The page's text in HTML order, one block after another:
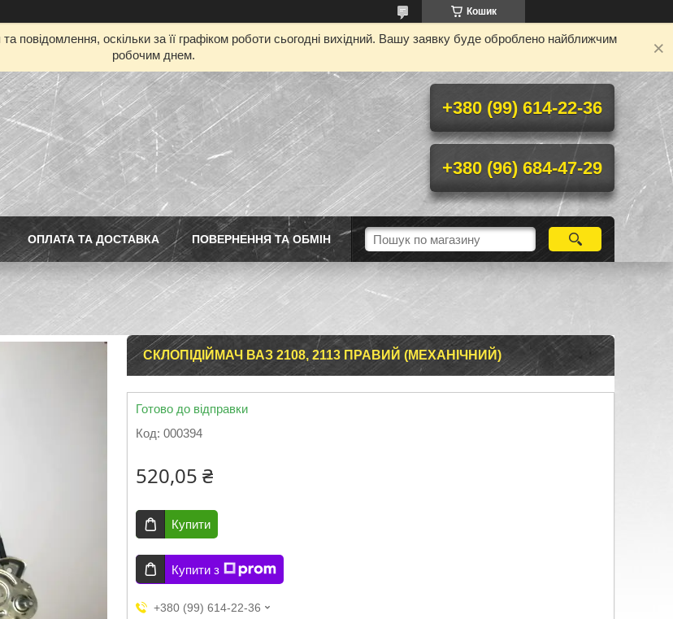
Кошик
повідомлення, оскільки за її графіком роботи сьогодні вихідний. Вашу заявку буде оброблено найближчим
робочим днем.
+380 (99) 614-22-36
+380 (96) 684-47-29
ОПЛАТА ТА ДОСТАВКА ПОВЕРНЕННЯ ТА ОБМІН
СКЛОПІДІЙМАЧ ВАЗ 2108, 2113 ПРАВИЙ (МЕХАНІЧНИЙ)
Готово до відправки
Код: 000394
520,05 ₴
Купити
Купити з
+380 (99) 614-22-36